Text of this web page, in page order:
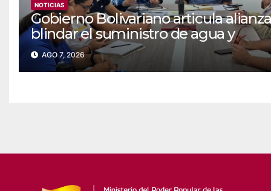
NOTICIAS
Gobierno Bolivariano articula
blindar el suministro de agua y
electricidad en Falcón
AGO 7, 2026